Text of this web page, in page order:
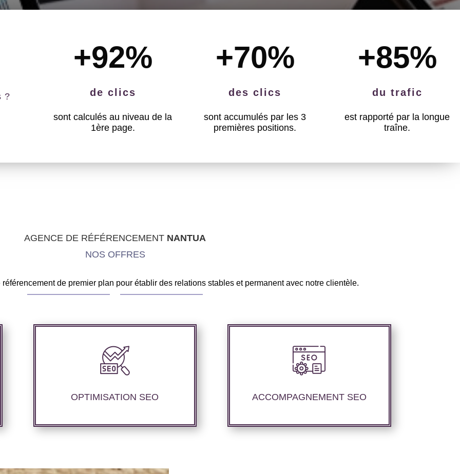
?
+92%
de clics
sont calculés au niveau de la
1ère page.
+70%
des clics
sont accumulés par les 3
premières positions.
+85%
du trafic
est rapporté par la longue
traîne.
AGENCE DE RÉFÉRENCEMENT NANTUA
NOS OFFRES
de premier plan pour établir des relations stables et permanent avec notre clientèle.
OPTIMISATION SEO
Notre agence SEO propose des services
d’optimisation technique de site web,
d’ajustement de contenu afin de
ACCOMPAGNEMENT SEO
Nous proposons un suivi et un rapport
de positionnement pour vous permettre
mise en place.